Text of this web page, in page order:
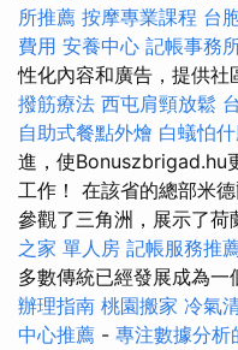
所推薦 按摩專業課程 台
費用 安養中心 記帳事務
性化內容和廣告，提供社
撥筋療法 西屯肩頸放鬆
自助式餐點外燴 白蟻怕
進，使Bonuszbrigad.hu
工作！ 在該省的總部米
參觀了三角洲，展示了荷
之家 單人房 記帳服務推
多數傳統已經發展成為一
辦理指南 桃園搬家 冷氣
中心推薦 - 專注數據分析